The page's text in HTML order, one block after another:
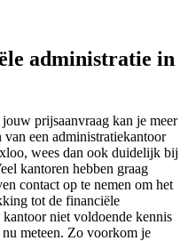
administratie in
prijsaanvraag kan je meer
een administratiekantoor
wees dan ook duidelijk bij
kantoren hebben graag
contact op te nemen om het
tot de financiële
niet voldoende kennis
meteen. Zo voorkom je